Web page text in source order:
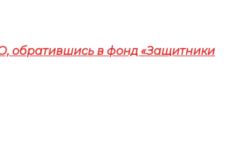
обратившись в фонд «Защитники